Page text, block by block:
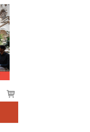
Voir
le